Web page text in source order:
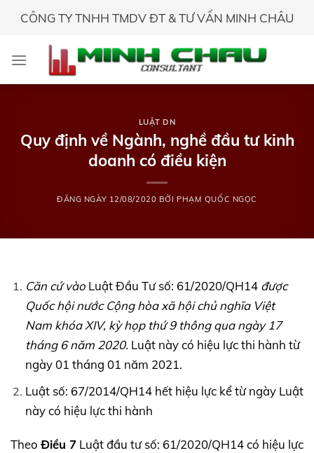
CÔNG TY TNHH TMDV ĐT & TƯ VẤN MINH CHÂU
LUẬT DN
Quy định về Ngành, nghề đầu tư kinh
doanh có điều kiện
ĐĂNG NGÀY 12/08/2020 BỞI PHẠM QUỐC NGỌC
Căn cứ vào Luật Đầu Tư số: 61/2020/QH14 được
Quốc hội nước Cộng hòa xã hội chủ nghĩa Việt
Nam khóaXIV, kỳ họp thứ 9 thông qua ngày 17
tháng 6 năm 2020.Luật này có hiệu lực thi hành từ
ngày 01 tháng 01 năm 2021.
Luật số: 67/2014/QH14 hết hiệu lực kể từ ngày Luật
này có hiệu lực thi hành
Theo Điều 7 Luật đầu tư số: 61/2020/QH14 có hiệu lực